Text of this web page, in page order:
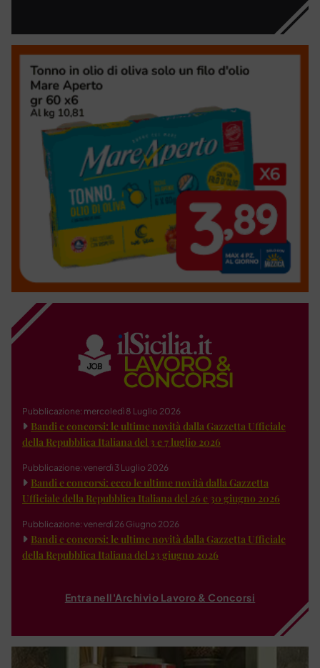
Pubblicazione: mercoledì 8 Luglio 2026
Bandi e concorsi: le ultime novità dalla Gazzetta Ufficiale
della Repubblica Italiana del 3 e 7 luglio 2026
Pubblicazione: venerdì 3 Luglio 2026
Bandi e concorsi: ecco le ultime novità dalla Gazzetta
Ufficiale della Repubblica Italiana del 26 e 30 giugno 2026
Pubblicazione: venerdì 26 Giugno 2026
Bandi e concorsi: le ultime novità dalla Gazzetta Ufficiale
della Repubblica Italiana del 23 giugno 2026
Entra nell'Archivio Lavoro & Concorsi